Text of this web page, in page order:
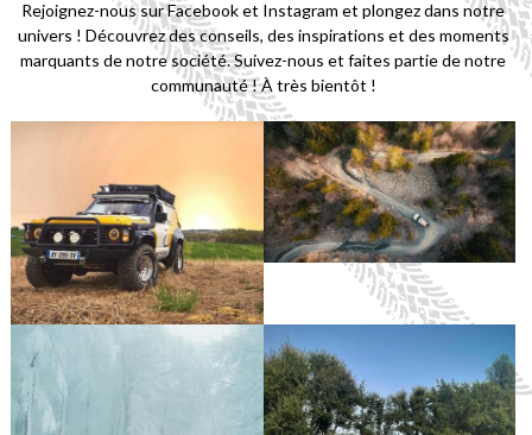
Rejoignez-nous sur Facebook et Instagram et plongez dans notre
univers ! Découvrez des conseils, des inspirations et des moments
marquants de notre société. Suivez-nous et faites partie de notre
communauté ! À très bientôt !